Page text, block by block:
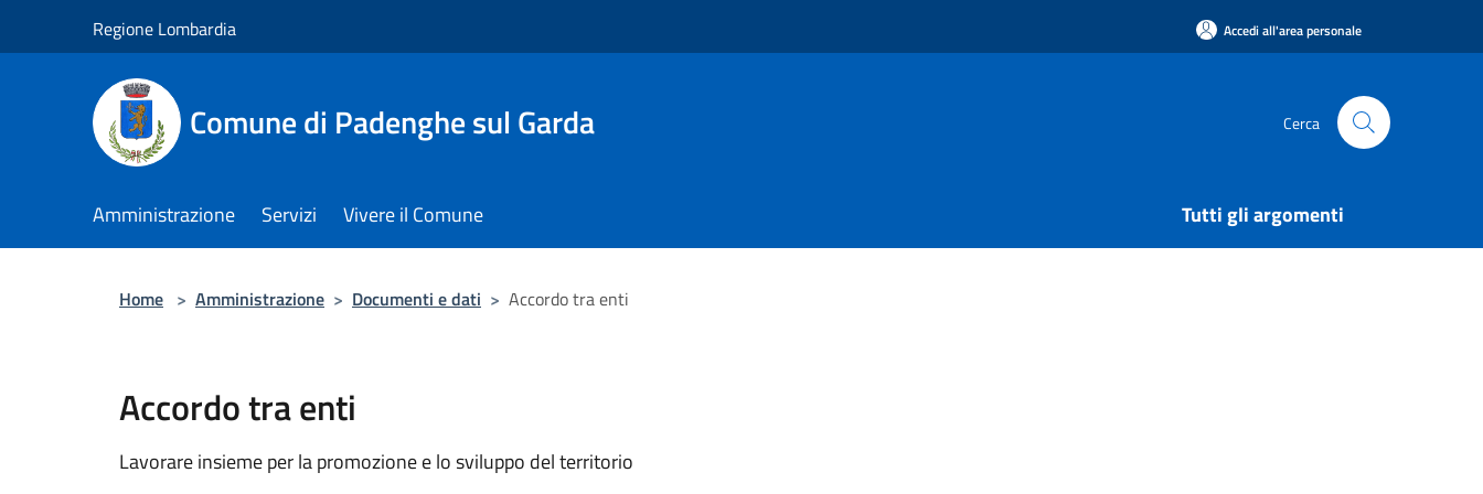
Regione Lombardia Accedi all'area personale
Comune di Padenghe sul Garda Cerca
Amministrazione Servizi Vivere il Comune Tutti gli argomenti
Home > Amministrazione > Documenti e dati > Accordo tra enti
Accordo tra enti
Lavorare insieme per la promozione e lo sviluppo del territorio